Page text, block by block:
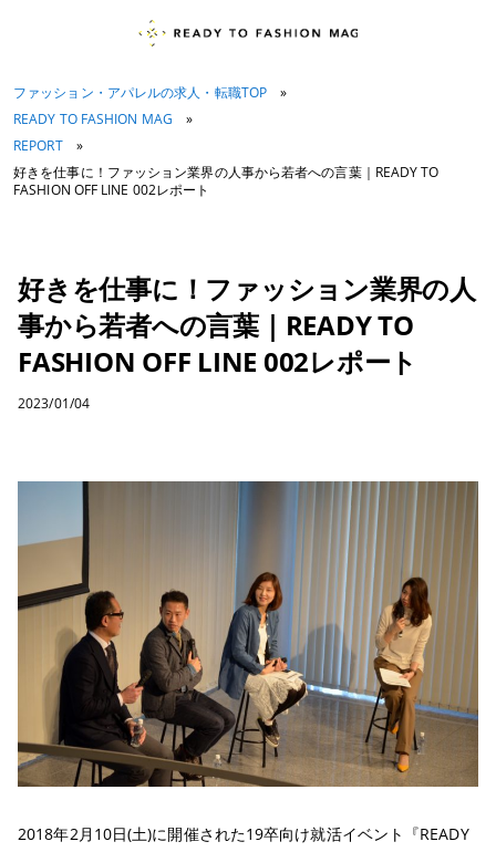
ファッション・アパレルの求人・転職TOP
»
READY TO FASHION MAG
»
REPORT
»
好きを仕事に！ファッション業界の人事から若者への言葉｜READY TO
FASHION OFF LINE 002レポート
好きを仕事に！ファッション業界の人
事から若者への言葉｜READY TO
FASHION OFF LINE 002レポート
2023/01/04
2018年2月10日(土)に開催された19卒向け就活イベント『READY